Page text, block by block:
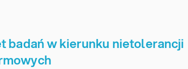
badań w kierunku nietolerancji